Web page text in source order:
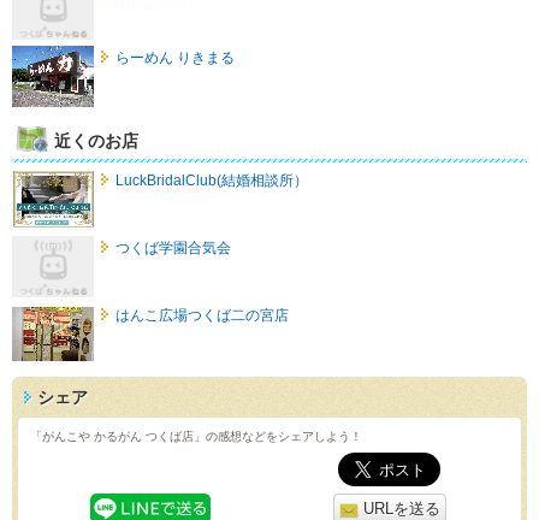
らーめん りきまる
近くのお店
LuckBridalClub(結婚相談所）
つくば学園合気会
はんこ広場つくば二の宮店
シェア
「がんこや かるがん つくば店」の感想などをシェアしよう！
URLを送る